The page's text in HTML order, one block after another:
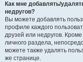
Как мне добавлять/
недругов?
Вы можете добавлять
профиле каждого
друзей или недругов.
личного раздела,
можете также удалять
же странице.